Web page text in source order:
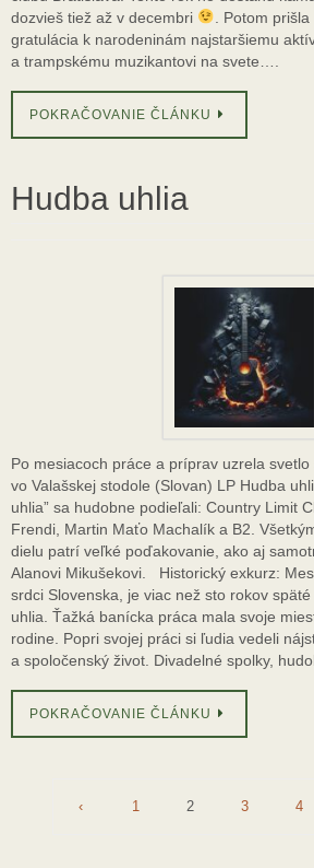
dozvieš tiež až v decembri
. Potom
gratulácia k narodeninám najstaršiemu
a trampskému muzikantovi na svete….
POKRAČOVANIE ČLÁNKU
Hudba uhlia
Po mesiacoch práce a príprav uzrela
vo Valašskej stodole (Slovan) LP Hudba
uhlia” sa hudobne podieľali: Country Limit
Frendi, Martin Maťo Machalík a B2.
dielu patrí veľké poďakovanie, ako aj
Alanovi Mikušekovi. Historický exkurz:
srdci Slovenska, je viac než sto rokov
uhlia. Ťažká banícka práca mala svoje
rodine. Popri svojej práci si ľudia vedeli
a spoločenský život. Divadelné spolky,
POKRAČOVANIE ČLÁNKU
‹ 1 2 3 4